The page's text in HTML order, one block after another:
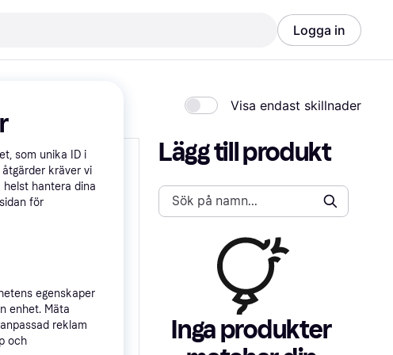
Logga in
Visa endast skillnader
Lägg till produkt
Inga produkter
som unika ID i
kräver vi
hantera dina
för
egenskaper
enhet. Mäta
reklam
och